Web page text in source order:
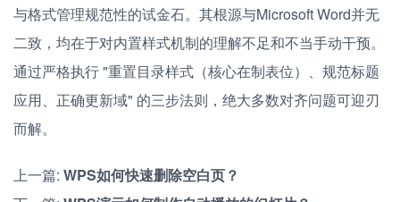
与格式管理规范性的试金石。其根源与Microsoft Word并无
二致，均在于对内置样式机制的理解不足和不当手动干预。
通过严格执行 "重置目录样式（核心在制表位）、规范标题
应用、正确更新域" 的三步法则，绝大多数对齐问题可迎刃
而解。
上一篇: WPS如何快速删除空白页？